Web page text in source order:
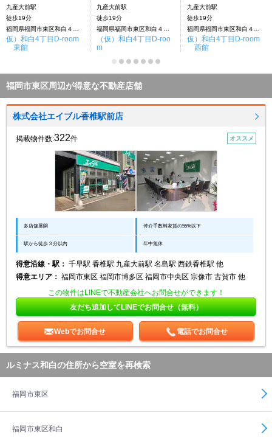
九産大前駅
徒歩19分
仮）和白4丁目D-room
東館
九産大前駅
徒歩19分
（仮）和白4丁目D-roo
m
九産大前駅
徒歩19分
仮）和白4丁目D-room
西館
福岡市東区周辺が得意な不動産店舗
株式会社エイブル香椎駅前店
掲載物件数:322件 オススメ
多店舗展開 仲介手数料家賃の55%以下
駅から徒歩３分以内 年中無休
得意沿線・駅： 千早駅 香椎駅 九産大前駅 名島駅 西鉄香椎駅 他
得意エリア： 福岡市東区 福岡市博多区 福岡市中央区 宗像市 古賀市 他
この物件はLINEで不動産会社へお問合せができます！
友だち追加してLINEでお問合せ（無料）
Webでお問合せ 電話でお問合せ
ルミナス和白の住所から空室を再検索
福岡市東区
福岡市東区和白